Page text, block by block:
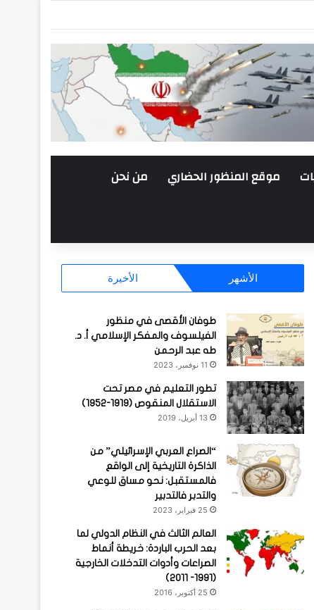
موقع المنظور الحضاري من نحن
الأشهر الأخيرة
طوفان الأقصى في منظور
الفيلسوف والمفكر الإسلامي أ. د.
طه عبد الرحمن
11 نوفمبر، 2023
تطور التعليم في مصر تحت
الاستقلال المنقوص (1919-1952)
13 أبريل، 2019
“الصراع العربي الإسرائيلي” من
الذاكرة التاريخية إلى الواقع
فالمستقبل: نحو مساق للوعي
والتدبر فالتدبير
25 فبراير، 2023
العالم الثالث في النظام الدولي لما
بعد الحرب الباردة: خريطة أنماط
الصراعات وأدوات التدخلات الخارجية
(1991- 2011)
25 أكتوبر، 2016